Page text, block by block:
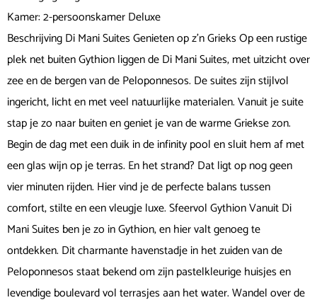
Kamer: 2-persoonskamer Deluxe
Beschrijving Di Mani Suites Genieten op z'n Grieks Op een rustige
plek net buiten Gythion liggen de Di Mani Suites, met uitzicht over
zee en de bergen van de Peloponnesos. De suites zijn stijlvol
ingericht, licht en met veel natuurlijke materialen. Vanuit je suite
stap je zo naar buiten en geniet je van de warme Griekse zon.
Begin de dag met een duik in de infinity pool en sluit hem af met
een glas wijn op je terras. En het strand? Dat ligt op nog geen
vier minuten rijden. Hier vind je de perfecte balans tussen
comfort, stilte en een vleugje luxe. Sfeervol Gythion Vanuit Di
Mani Suites ben je zo in Gythion, en hier valt genoeg te
ontdekken. Dit charmante havenstadje in het zuiden van de
Peloponnesos staat bekend om zijn pastelkleurige huisjes en
levendige boulevard vol terrasjes aan het water. Wandel over de